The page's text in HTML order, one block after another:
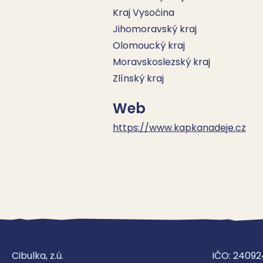
Kraj Vysočina
Jihomoravský kraj
Olomoucký kraj
Moravskoslezský kraj
Zlínský kraj
Web
https://www.kapkanadeje.cz
Cibulka, z.ú. IČO: